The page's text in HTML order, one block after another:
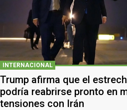
INTERNACIONAL
Trump afirma que el
podría reabrirse pronto en
tensiones con Irán